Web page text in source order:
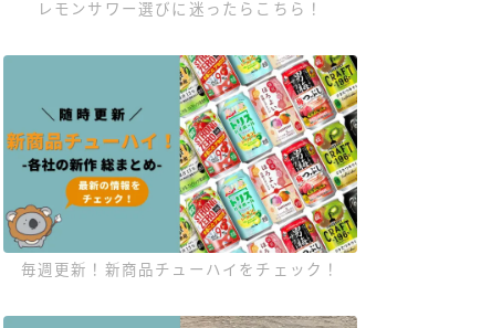
レモンサワー選びに迷ったらこちら！
毎週更新！新商品チューハイをチェック！